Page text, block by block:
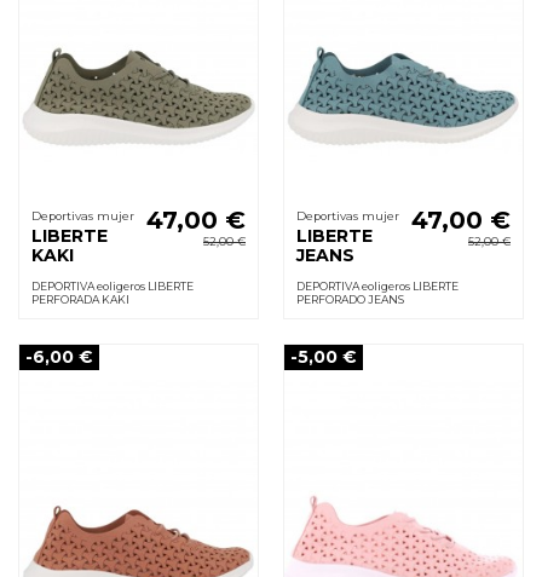
Deportivas mujer
LIBERTE
KAKI
47,00 €
52,00 €
DEPORTIVA eoligeros LIBERTE
PERFORADA KAKI
Deportivas mujer
LIBERTE
JEANS
47,00 €
52,00 €
DEPORTIVA eoligeros LIBERTE
PERFORADO JEANS
-6,00 € -5,00 €